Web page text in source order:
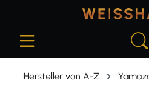
Hersteller von A-Z